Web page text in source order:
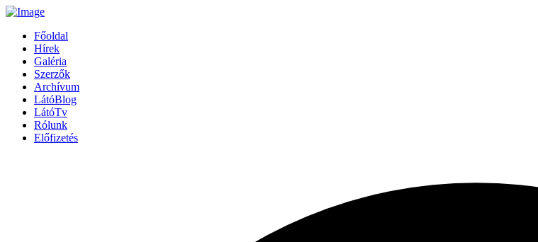
Főoldal
Hírek
Galéria
Szerzők
Archívum
LátóBlog
LátóTv
Rólunk
Előfizetés